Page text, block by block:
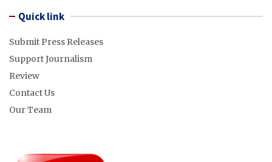
Quick link
Submit Press Releases
Support Journalism
Review
Contact Us
Our Team